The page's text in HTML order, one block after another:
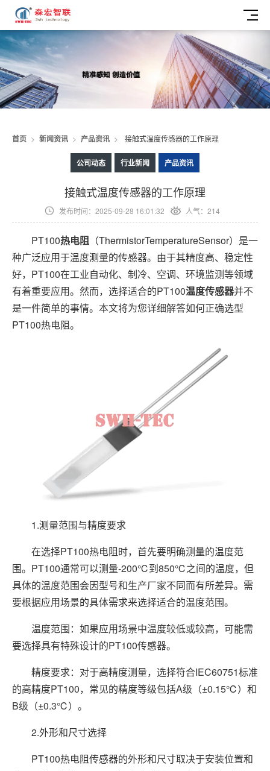
首页 > 新闻资讯 > 产品资讯 > 接触式温度传感器的工作原理
公司动态 行业新闻 产品资讯
接触式温度传感器的工作原理
发布时间：2025-09-28 16:01:32 人气：214
PT100热电阻 （ThermistorTemperatureSensor）是一
种广泛应用于温度测量的传感器。由于其精度高、稳定性
好，PT100在工业自动化、制冷、空调、环境监测等领域
有着重要应用。然而，选择适合的PT100温度传感器并不
是一件简单的事情。本文将为您详细解答如何正确选型
PT100热电阻。
1.测量范围与精度要求
在选择PT100热电阻时，首先要明确测量的温度范
围。PT100通常可以测量-200℃到850℃之间的温度，但
具体的温度范围会因型号和生产厂家不同而有所差异。需
要根据应用场景的具体需求来选择适合的温度范围。
温度范围：如果应用场景中温度较低或较高，可能需
要选择具有特殊设计的PT100传感器。
精度要求：对于高精度测量，选择符合IEC60751标准
的高精度PT100，常见的精度等级包括A级（±0.15℃）和
B级（±0.3℃）。
2.外形和尺寸选择
PT100热电阻传感器的外形和尺寸取决于安装位置和